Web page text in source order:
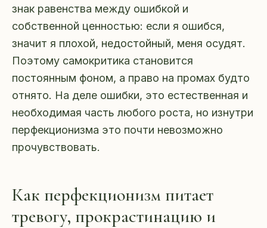
знак равенства между ошибкой и
собственной ценностью: если я ошибся,
значит я плохой, недостойный, меня осудят.
Поэтому самокритика становится
постоянным фоном, а право на промах будто
отнято. На деле ошибки, это естественная и
необходимая часть любого роста, но изнутри
перфекционизма это почти невозможно
прочувствовать.
Как перфекционизм питает
тревогу, прокрастинацию и